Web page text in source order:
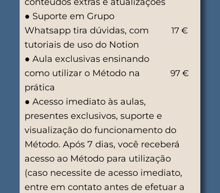
● Suporte em Grupo
Whatsapp tira dúvidas, com
tutoriais de uso do Notion
17 €
● Aula exclusivas ensinando
como utilizar o Método na
prática
97 €
● Acesso imediato às aulas,
presentes exclusivos, suporte e
visualização do funcionamento do
Método. Após 7 dias, você receberá
acesso ao Método para utilização
(caso necessite de acesso imediato,
entre em contato antes de efetuar a